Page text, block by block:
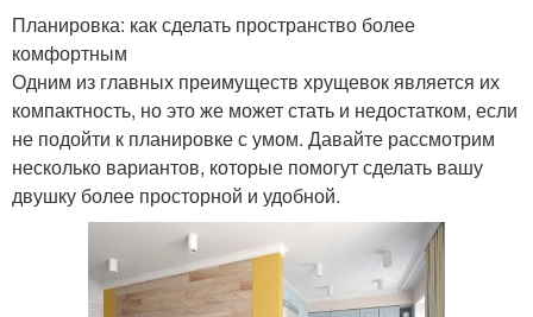
Планировка: как сделать пространство более
комфортным
Одним из главных преимуществ хрущевок является их
компактность, но это же может стать и недостатком, если
не подойти к планировке с умом. Давайте рассмотрим
несколько вариантов, которые помогут сделать вашу
двушку более просторной и удобной.